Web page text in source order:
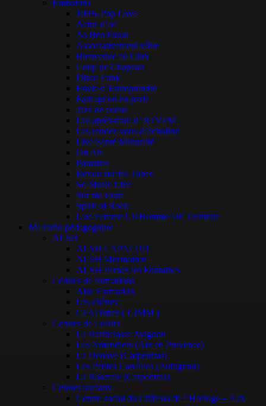
Émissions
100% Pop Love
Actus d’oc
As Ben Parlat
Associativement vôtre
Bienvenue au Club
Coup de Chapeau
Disco Funk
Envie d’Entreprendre
Faut qu’on en parle
Jazz de coeur
Les après-midi d’ RTVFM
Les rendez vous d’écholibri
Live Santé Mutualité
On Air
Parasites
Retour sur les Tubes
So Music Live
Sur ma route
Spirit of Rock
Une Femme Un Homme Un Territoire
Ma radio pédagogique
ALSH
ALSH LAPALUD
ALSH Mormoiron
ALSH Pernes les Fontaines
Centres de formations
Airo Formation
Les chênes
CFAI Istres ( UIMM )
Centres de Loisirs
La Barthelasse Avignon
Les Amandiers (Aix en Provence)
La Denove (Carpentras)
Les Petites Canailles (Aubignan)
La Roseraie (Carpentras)
Centres sociaux
Centre social du Château de l’Horloge – AIX